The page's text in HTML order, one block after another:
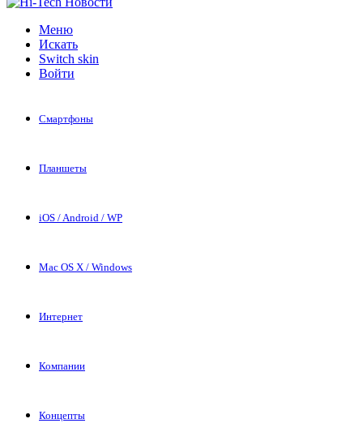
Меню
Искать
Switch skin
Войти
Смартфоны
Планшеты
iOS / Android / WP
Mac OS X / Windows
Интернет
Компании
Концепты